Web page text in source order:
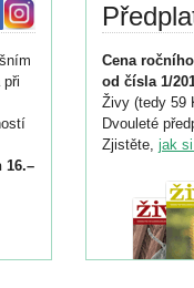
16.–
Cena
od čísla 1/
Živy (tedy 59
Dvouleté
Zjistěte, jak